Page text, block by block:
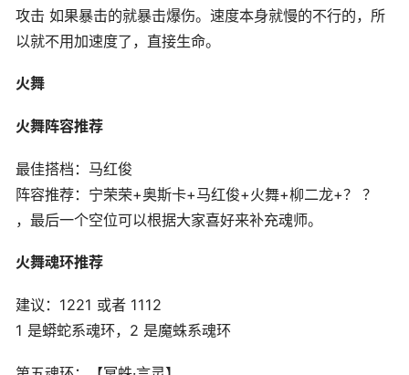
攻击 如果暴击的就暴击爆伤。速度本身就慢的不行的，所
以就不用加速度了，直接生命。
火舞
火舞阵容推荐
最佳搭档：马红俊
阵容推荐：宁荣荣+奥斯卡+马红俊+火舞+柳二龙+？ ？
，最后一个空位可以根据大家喜好来补充魂师。
火舞魂环推荐
建议：1221 或者 1112
1 是蟒蛇系魂环，2 是魔蛛系魂环